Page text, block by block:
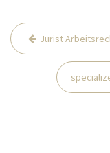
Beitrags-
Navigation
Jurist